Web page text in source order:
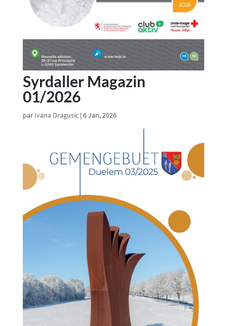
Syrdaller Magazin
01/2026
par Ivana Dragusic| 6 Jan, 2026